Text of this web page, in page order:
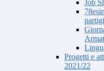
Job
Progetti e
2021/22